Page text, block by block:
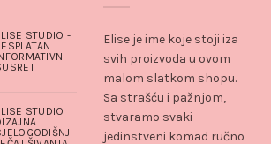
STUDIO -
STUDIO
Elise je ime koje stoji iza
svih proizvoda u ovom
malom slatkom shopu.
Sa strašću i pažnjom,
stvaramo svaki
jedinstveni komad ručno